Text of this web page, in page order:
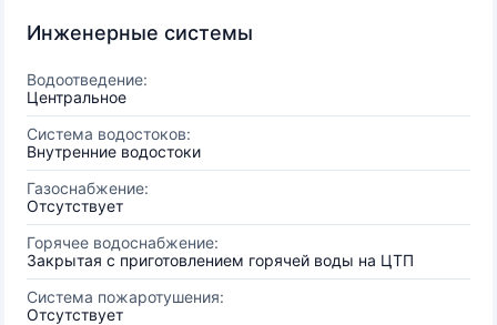
Инженерные системы
Водоотведение:
Центральное
Система водостоков:
Внутренние водостоки
Газоснабжение:
Отсутствует
Горячее водоснабжение:
Закрытая с приготовлением горячей воды на ЦТП
Система пожаротушения:
Отсутствует